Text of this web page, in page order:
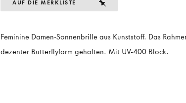
AUF DIE MERKLISTE
Feminine Damen-Sonnenbrille aus Kunststoff. Das
dezenter Butterflyform gehalten. Mit UV-400 Block.